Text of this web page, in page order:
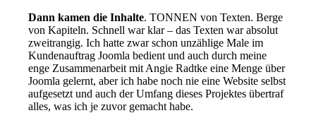
Dann kamen die Inhalte. TONNEN von Texten. Berge
von Kapiteln. Schnell war klar – das Texten war absolut
zweitrangig. Ich hatte zwar schon unzählige Male im
Kundenauftrag Joomla bedient und auch durch meine
enge Zusammenarbeit mit Angie Radtke eine Menge über
Joomla gelernt, aber ich habe noch nie eine Website selbst
aufgesetzt und auch der Umfang dieses Projektes übertraf
alles, was ich je zuvor gemacht habe.